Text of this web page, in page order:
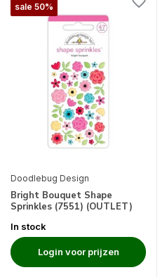
sale 50%
Doodlebug Design
Bright Bouquet Shape
Sprinkles (7551) (OUTLET)
In stock
Login voor prijzen